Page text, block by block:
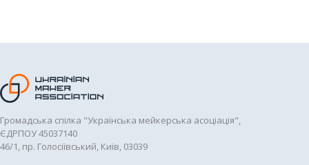
Громадська спілка "Українська мейкерська асоціація",
ЄДРПОУ 45037140
46/1, пр. Голосіївський, Київ, 03039